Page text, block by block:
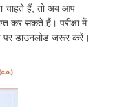
चाहते हैं, तो अब आप
कर सकते हैं। परीक्षा में
पर डाउनलोड जरूर करें।